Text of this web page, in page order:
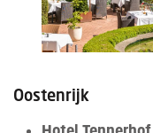
Oostenrijk